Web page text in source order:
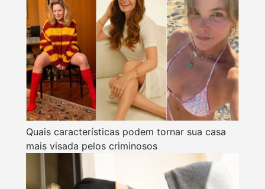
Quais características podem tornar sua casa
mais visada pelos criminosos